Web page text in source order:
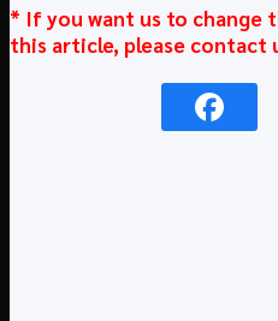
* If you want us to change
this article, please contact